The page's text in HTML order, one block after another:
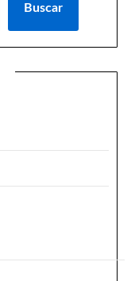
Buscar